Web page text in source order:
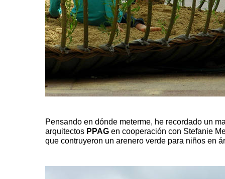
Pensando en dónde meterme, he recordado un
arquitectos PPAG en cooperación con Stefanie
que contruyeron un arenero verde para niños en